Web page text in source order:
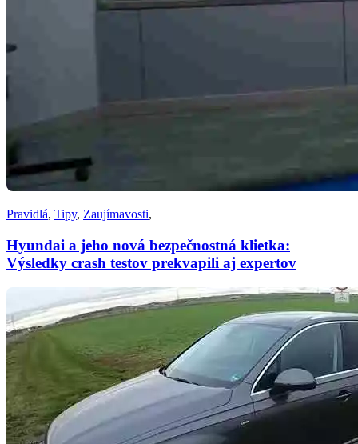
Pravidlá, Tipy, Zaujímavosti,
Hyundai a jeho nová bezpečnostná klietka:
Výsledky crash testov prekvapili aj expertov